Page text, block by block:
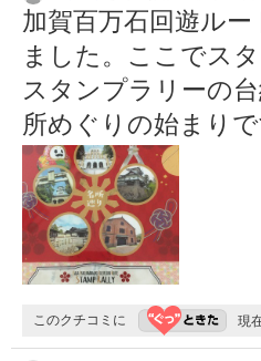
加賀百万石回遊ル
ました。ここでス
スタンプラリーの
所めぐりの始まりで
このクチコミに 現